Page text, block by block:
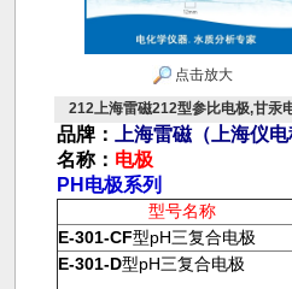
点击放大
212上海雷磁212型参比电极,甘汞
品牌： 上海雷磁（ 上海仪
名称： 电极
PH电极系列
型号名称
E-301-CF型pH三复合电极
E-301-D型pH三复合电极